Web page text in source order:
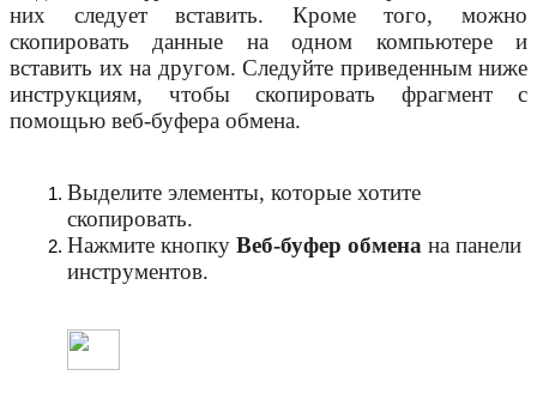
них следует вставить. Кроме того, можно
скопировать данные на одном компьютере и
вставить их на другом. Следуйте приведенным ниже
инструкциям, чтобы скопировать фрагмент с
помощью веб-буфера обмена.
Выделите элементы, которые хотите
скопировать.
Нажмите кнопку Веб-буфер обмена на панели
инструментов.